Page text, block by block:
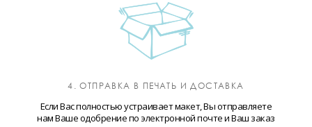
4. ОТПРАВКА В ПЕЧАТЬ И ДОСТАВКА
Если Вас полностью устраивает макет, Вы отправляете
нам Ваше одобрение по электронной почте и Ваш заказ